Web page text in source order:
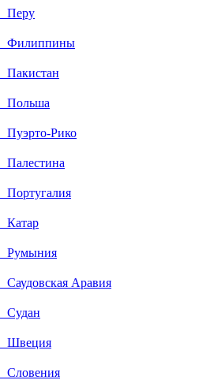
Перу
Филиппины
Пакистан
Польша
Пуэрто-Рико
Палестина
Португалия
Катар
Румыния
Саудовская Аравия
Судан
Швеция
Словения